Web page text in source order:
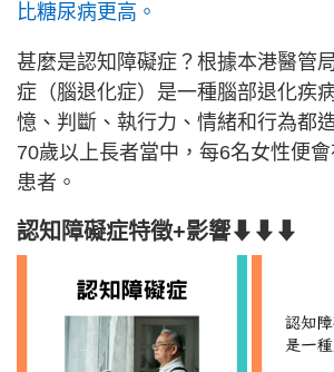
比糖尿病更高。
甚麼是認知障礙症？根據本港醫管
症（腦退化症）是一種腦部退化疾
憶、判斷、執行力、情緒和行為都
70歲以上長者當中，每6名女性便
患者。
認知障礙症特徵+影響⬇⬇⬇